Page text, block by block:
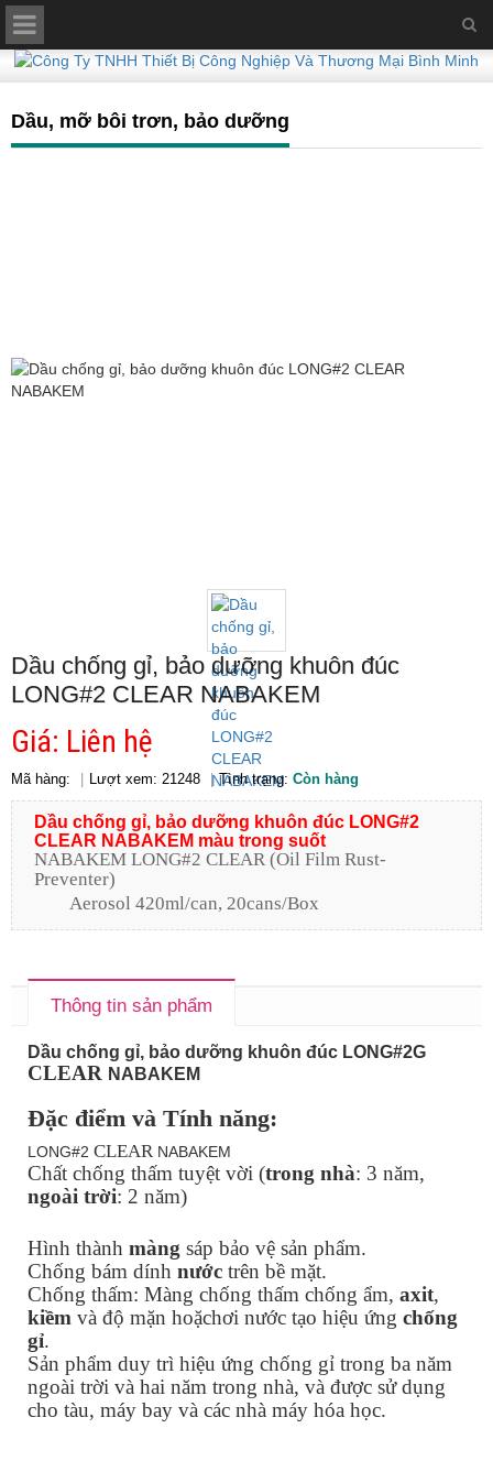
Dầu, mỡ bôi trơn, bảo dưỡng
Dầu chống gỉ, bảo dưỡng khuôn đúc
LONG#2 CLEAR NABAKEM
Giá: Liên hệ
Mã hàng: Lượt xem: 21248 Tình trạng: Còn hàng
Dầu chống gỉ, bảo dưỡng khuôn đúc LONG#2
CLEAR NABAKEM màu trong suốt
NABAKEM LONG#2 CLEAR (Oil Film Rust-
Preventer)
Aerosol 420ml/can, 20cans/Box
Thông tin sản phẩm
Dầu chống gỉ, bảo dưỡng khuôn đúc LONG#2G
CLEAR NABAKEM
Đặc điểm và Tính năng:
LONG#2 CLEAR NABAKEM
Chất chống thấm tuyệt vời (trong nhà: 3 năm,
ngoài trời: 2 năm)
Hình thành màng sáp bảo vệ sản phẩm.
Chống bám dính nước trên bề mặt.
Chống thấm: Màng chống thấm chống ẩm, axit,
kiềm và độ mặn hoặchơi nước tạo hiệu ứng chống
gỉ.
Sản phẩm duy trì hiệu ứng chống gỉ trong ba năm
ngoài trời và hai năm trong nhà, và được sử dụng
cho tàu, máy bay và các nhà máy hóa học.